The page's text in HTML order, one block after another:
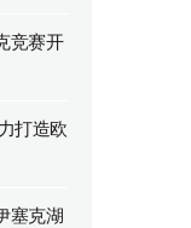
竞赛开
打造欧
塞克湖